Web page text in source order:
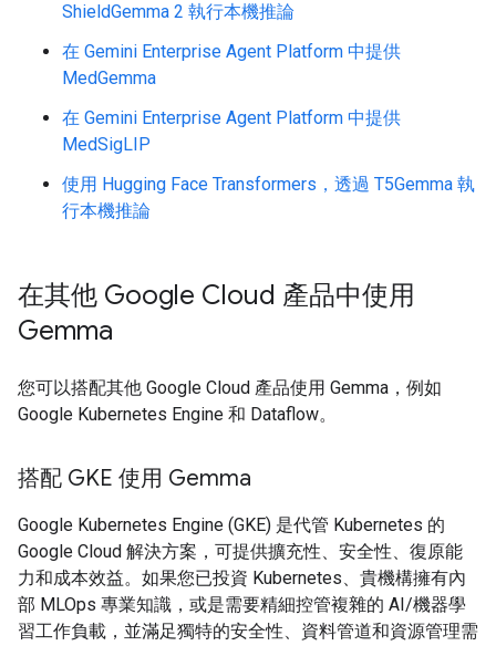
ShieldGemma 2 執行本機推論
在 Gemini Enterprise Agent Platform 中提供
MedGemma
在 Gemini Enterprise Agent Platform 中提供
MedSigLIP
使用 Hugging Face Transformers，透過 T5Gemma 執
行本機推論
在其他 Google Cloud 產品中使用
Gemma
您可以搭配其他 Google Cloud 產品使用 Gemma，例如
Google Kubernetes Engine 和 Dataflow。
搭配 GKE 使用 Gemma
Google Kubernetes Engine (GKE) 是代管 Kubernetes 的
Google Cloud 解決方案，可提供擴充性、安全性、復原能
力和成本效益。如果您已投資 Kubernetes、貴機構擁有內
部 MLOps 專業知識，或是需要精細控管複雜的 AI/機器學
習工作負載，並滿足獨特的安全性、資料管道和資源管理需